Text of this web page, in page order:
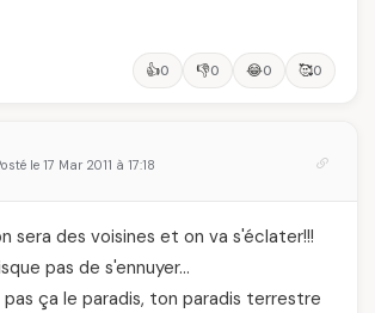
👍0 👎0 😂0 🥰0
le 17 Mar 2011 à 17:18
sera des voisines et on va s'éclater!!!
pas de s'ennuyer…
pas ça le paradis, ton paradis terrestre